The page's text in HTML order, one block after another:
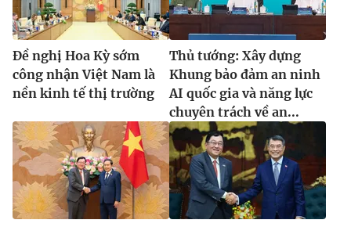
Đề nghị Hoa Kỳ sớm
công nhận Việt Nam là
nền kinh tế thị trường
Thủ tướng: Xây dựng
Khung bảo đảm an ninh
AI quốc gia và năng lực
chuyên trách về an...